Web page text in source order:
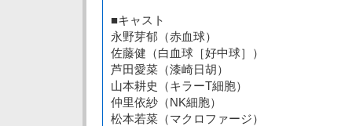
■キャスト
永野芽郁（赤血球）
佐藤健（白血球［好中球］）
芦田愛菜（漆崎日胡）
山本耕史（キラーT細胞）
仲里依紗（NK細胞）
松本若菜（マクロファージ）